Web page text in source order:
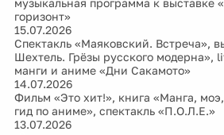
музыкальная программа к выставке
горизонт»
15.07.2026
Спектакль «Маяковский. Встреча»,
Шехтель. Грёзы русского модерна»,
манги и аниме «Дни Сакамото»
14.07.2026
Фильм «Это хит!», книга «Манга,
гид по аниме», спектакль «П.О.Л.Е.»
13.07.2026